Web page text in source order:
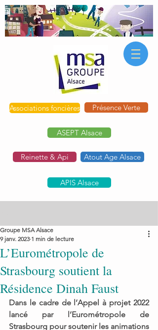
Associations foncières Présence Verte
ASEPT Alsace
Reinette & Api Atout Age Alsace
APIS Alsace
L’Eurométropole de
Strasbourg soutient la
Résidence Dinah Faust
Groupe MSA Alsace
9 janv. 2023 1 min de lecture
Dans le cadre de l’Appel à projet 2022
lancé par l’Eurométropole de
Strasbourg pour soutenir les animations